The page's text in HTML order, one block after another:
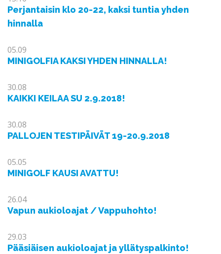
Perjantaisin klo 20-22, kaksi tuntia yhden
hinnalla
05.09
MINIGOLFIA KAKSI YHDEN HINNALLA!
30.08
KAIKKI KEILAA SU 2.9.2018!
30.08
PALLOJEN TESTIPÄIVÄT 19-20.9.2018
05.05
MINIGOLF KAUSI AVATTU!
26.04
Vapun aukioloajat / Vappuhohto!
29.03
Pääsiäisen aukioloajat ja yllätyspalkinto!